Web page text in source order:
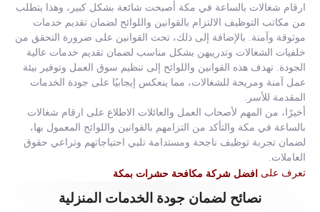
ارقام شغالات بالساعة في مكة أصبحت شائعة بشكل كبير، وهذا يتطلب
من مكاتب التوظيف الالتزام بالقوانين واللوائح لضمان تقديم خدمات
موثوقة وآمنة. بالإضافة إلى ذلك، تحث القوانين على ضرورة التحقق من
خلفيات الشغالات وتدريبهن بشكل مناسب لضمان تقديم خدمات عالية
الجودة. تهدف هذه القوانين واللوائح إلى تنظيم سوق العمل وتوفير بيئة
عمل آمنة ومريحة للشغالات، مما ينعكس إيجابيًا على جودة الخدمات
المقدمة للأسر.
أخيرًا، من المهم لأصحاب العمل والعائلات الاطلاع على ارقام شغالات
بالساعة في مكة والتأكد من التزامهم بالقوانين واللوائح المعمول بها،
لضمان تجربة توظيف ناجحة ومستدامة تلبي احتياجاتهم وتراعي حقوق
العاملات.
تعرف على افضل شركة مكافحة حشرات بمكة
نصائح لضمان جودة الخدمات المنزلية